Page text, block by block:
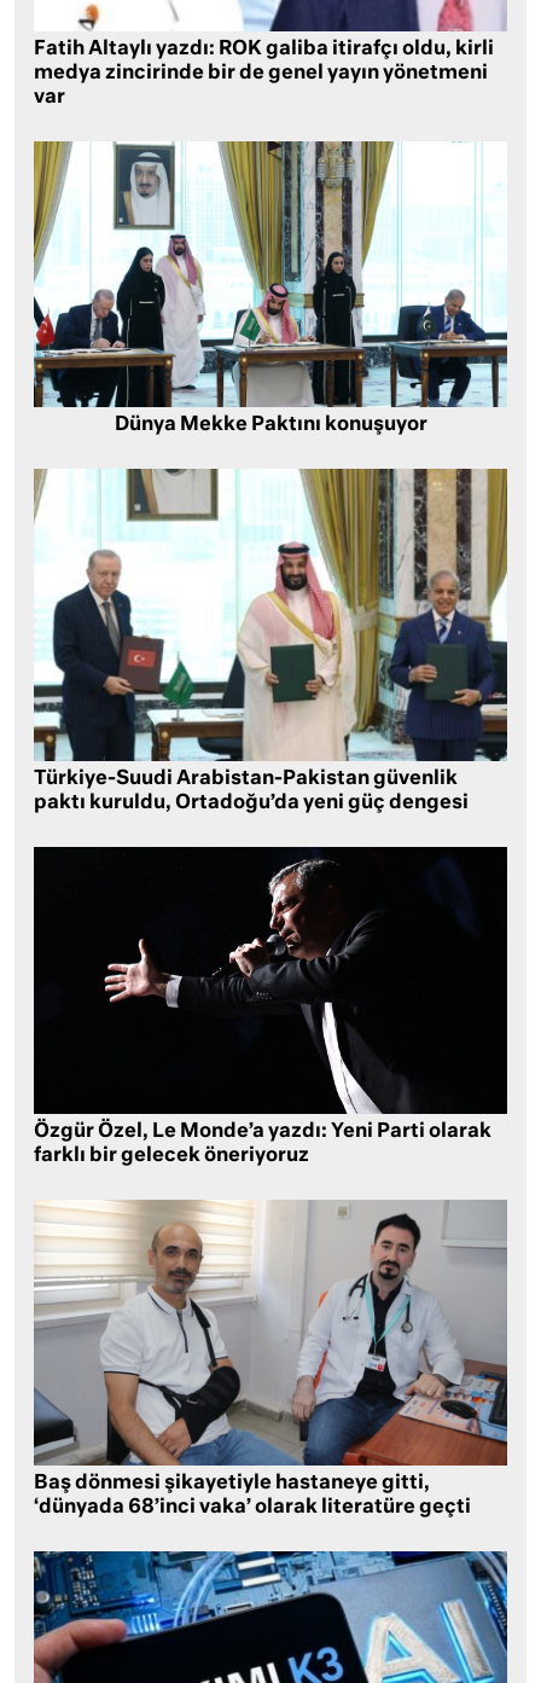
Fatih Altaylı yazdı: ROK galiba itirafçı oldu, kirli
medya zincirinde bir de genel yayın yönetmeni
var
Dünya Mekke Paktını konuşuyor
Türkiye-Suudi Arabistan-Pakistan güvenlik
paktı kuruldu, Ortadoğu’da yeni güç dengesi
Özgür Özel, Le Monde’a yazdı: Yeni Parti olarak
farklı bir gelecek öneriyoruz
Baş dönmesi şikayetiyle hastaneye gitti,
‘dünyada 68’inci vaka’ olarak literatüre geçti